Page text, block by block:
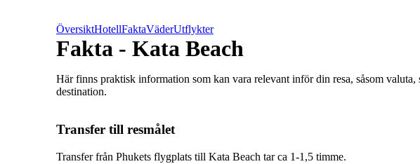
ÖversiktHotellFaktaVäderUtflykter
Fakta - Kata Beach
Här finns praktisk information som kan vara relevant inför din resa, såsom
destination.
Transfer till resmålet
Transfer från Phukets flygplats till Kata Beach tar ca 1-1,5 timme.